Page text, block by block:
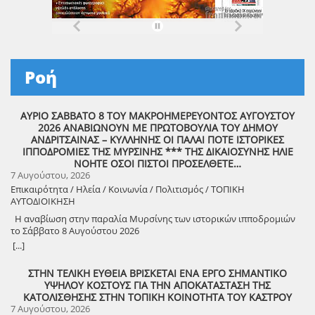
Ροή
ΑΥΡΙΟ ΣΑΒΒΑΤΟ 8 ΤΟΥ ΜΑΚΡΟΗΜΕΡΕΥΟΝΤΟΣ ΑΥΓΟΥΣΤΟΥ
2026 ΑΝΑΒΙΩΝΟΥΝ ΜΕ ΠΡΩΤΟΒΟΥΛΙΑ ΤΟΥ ΔΗΜΟΥ
ΑΝΔΡΙΤΣΑΙΝΑΣ – ΚΥΛΛΗΝΗΣ ΟΙ ΠΑΛΑΙ ΠΟΤΕ ΙΣΤΟΡΙΚΕΣ
ΙΠΠΟΔΡΟΜΙΕΣ ΤΗΣ ΜΥΡΣΙΝΗΣ *** ΤΗΣ ΔΙΚΑΙΟΣΥΝΗΣ ΗΛΙΕ
ΝΟΗΤΕ ΟΣΟΙ ΠΙΣΤΟΙ ΠΡΟΣΕΛΘΕΤΕ…
7 Αυγούστου, 2026
Επικαιρότητα / Ηλεία / Κοινωνία / Πολιτισμός / ΤΟΠΙΚΗ
ΑΥΤΟΔΙΟΙΚΗΣΗ
Η αναβίωση στην παραλία Μυρσίνης των ιστορικών ιπποδρομιών
το Σάββατο 8 Αυγούστου 2026
[...]
ΣΤΗΝ ΤΕΛΙΚΗ ΕΥΘΕΙΑ ΒΡΙΣΚΕΤΑΙ ΕΝΑ ΕΡΓΟ ΣΗΜΑΝΤΙΚΟ
ΥΨΗΛΟΥ ΚΟΣΤΟΥΣ ΓΙΑ ΤΗΝ ΑΠΟΚΑΤΑΣΤΑΣΗ ΤΗΣ
ΚΑΤΟΛΙΣΘΗΣΗΣ ΣΤΗΝ ΤΟΠΙΚΗ ΚΟΙΝΟΤΗΤΑ ΤΟΥ ΚΑΣΤΡΟΥ
7 Αυγούστου, 2026